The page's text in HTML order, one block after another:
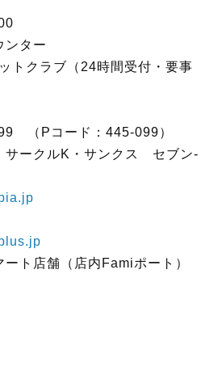
ター
クラブ（24時間受付・要事
（Pコード：445-099）
ークルK・サンクス セブン‐
ト店舗（店内Famiポート）